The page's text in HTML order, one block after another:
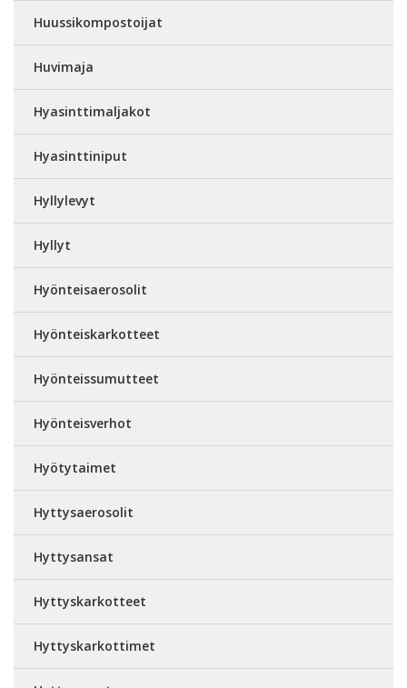
Huussikompostoijat
Huvimaja
Hyasinttimaljakot
Hyasinttiniput
Hyllylevyt
Hyllyt
Hyönteisaerosolit
Hyönteiskarkotteet
Hyönteissumutteet
Hyönteisverhot
Hyötytaimet
Hyttysaerosolit
Hyttysansat
Hyttyskarkotteet
Hyttyskarkottimet